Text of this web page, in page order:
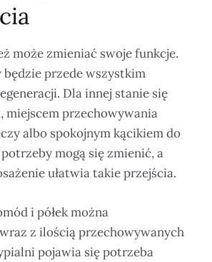
może zmieniać swoje funkcje.
będzie przede wszystkim
Dla innej stanie się
miejscem przechowywania
albo spokojnym kącikiem do
mogą się zmienić, a
ułatwia takie przejścia.
i półek można
z ilością przechowywanych
pojawia się potrzeba